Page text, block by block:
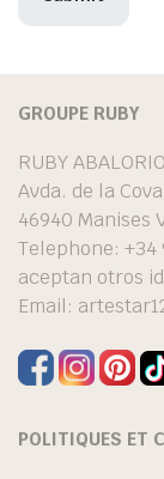
GROUPE RUBY
RUBY
Avda. de la
46940 Manises
Telephone: +34
aceptan otros
Email:
POLITIQUES ET